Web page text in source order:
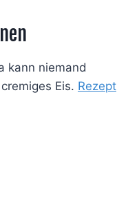
kann niemand
Eis. Rezept